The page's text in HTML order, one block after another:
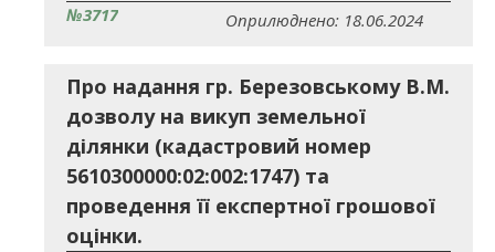
№3717 Оприлюднено: 18.06.2024
Про надання гр. Березовському В.М.
дозволу на викуп земельної
ділянки (кадастровий номер
5610300000:02:002:1747) та
проведення її експертної грошової
оцінки.